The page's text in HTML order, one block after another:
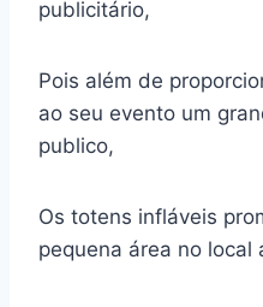
publicitário,
Pois além de
ao seu evento um
publico,
Os totens infláveis
pequena área no local